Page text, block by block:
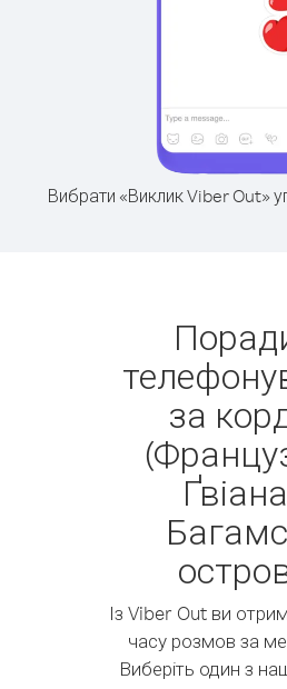
Вибрати «Виклик Viber Out»
за
Із Viber Out ви
часу розмов за
Виберіть один з